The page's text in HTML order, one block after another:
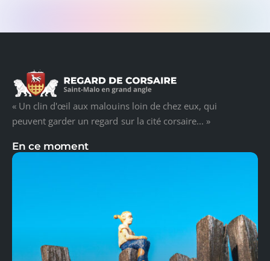
« Un clin d'œil aux malouins loin de chez eux, qui
peuvent garder un regard sur la cité corsaire... »
En ce moment